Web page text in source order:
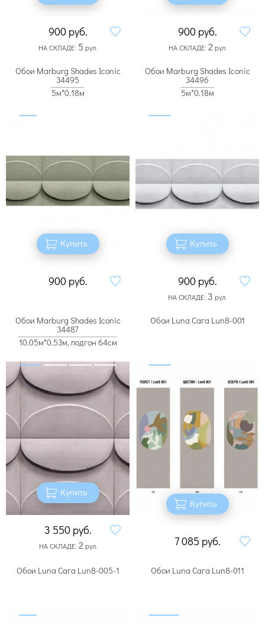
900 руб.
НА СКЛАДЕ: 5 рул.
900 руб.
НА СКЛАДЕ: 2рул.
Обои Marburg Shades Iconic
34495
5м*0.18м
Купить
900 руб.
Обои Marburg Shades Iconic
34496
5м*0.18м
Купить
900 руб.
НА СКЛАДЕ: 3 рул.
Обои Marburg Shades Iconic
34487
10.05м*0.53м, подгон 64см
Купить
3 550 руб.
НА СКЛАДЕ: 2рул.
Обои Luna Сага Lun8-001
Купить
7 085 руб.
Обои Luna Сага Lun8-005-1 Обои Luna Сага Lun8-011